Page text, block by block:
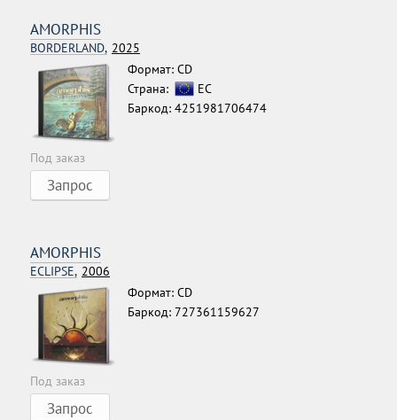
AMORPHIS
BORDERLAND, 2025
Формат: CD
Страна:
ЕС
Баркод: 4251981706474
Под заказ
Запрос
AMORPHIS
ECLIPSE, 2006
Формат: CD
Баркод: 727361159627
Под заказ
Запрос